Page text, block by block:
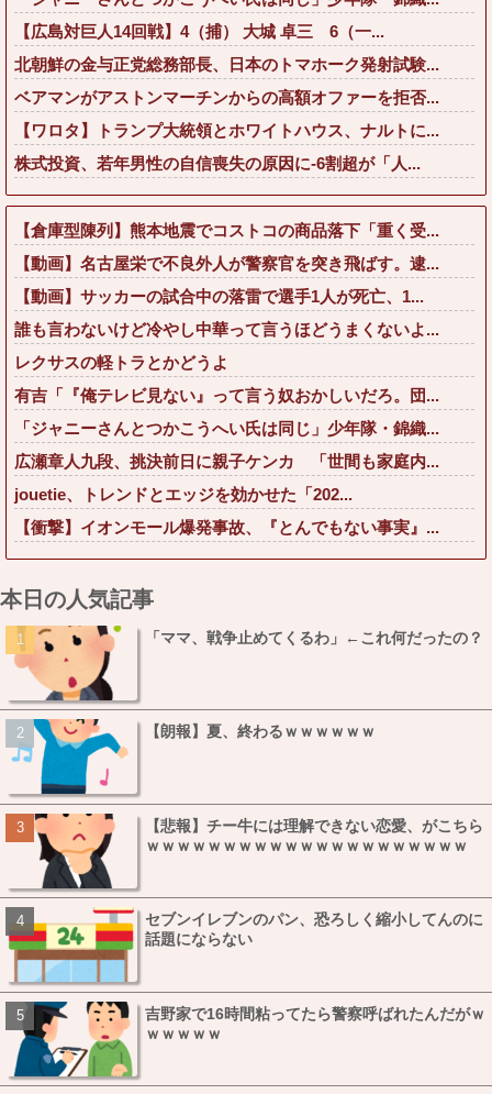
【広島対巨人14回戦】4（捕） 大城 卓三 6（一...
北朝鮮の金与正党総務部長、日本のトマホーク発射試験...
ベアマンがアストンマーチンからの高額オファーを拒否...
【ワロタ】トランプ大統領とホワイトハウス、ナルトに...
株式投資、若年男性の自信喪失の原因に-6割超が「人...
【倉庫型陳列】熊本地震でコストコの商品落下「重く受...
【動画】名古屋栄で不良外人が警察官を突き飛ばす。逮...
【動画】サッカーの試合中の落雷で選手1人が死亡、1...
誰も言わないけど冷やし中華って言うほどうまくないよ...
レクサスの軽トラとかどうよ
有吉「『俺テレビ見ない』って言う奴おかしいだろ。団...
「ジャニーさんとつかこうへい氏は同じ」少年隊・錦織...
広瀬章人九段、挑決前日に親子ケンカ 「世間も家庭内...
jouetie、トレンドとエッジを効かせた「202...
【衝撃】イオンモール爆発事故、『とんでもない事実』...
本日の人気記事
「ママ、戦争止めてくるわ」←これ何だったの？
【朗報】夏、終わるｗｗｗｗｗｗ
【悲報】チー牛には理解できない恋愛、がこちら
ｗｗｗｗｗｗｗｗｗｗｗｗｗｗｗｗｗｗｗｗｗ
セブンイレブンのパン、恐ろしく縮小してんのに
話題にならない
吉野家で16時間粘ってたら警察呼ばれたんだがｗ
ｗｗｗｗｗ